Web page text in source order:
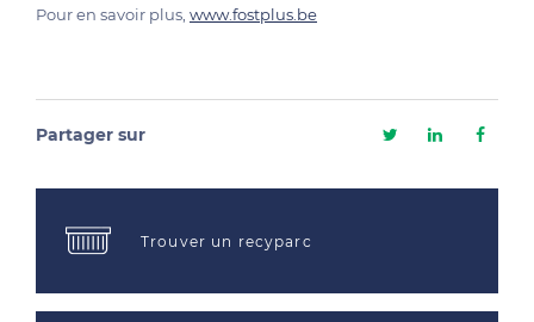
Pour en savoir plus, www.fostplus.be
Partager sur
Trouver un recyparc